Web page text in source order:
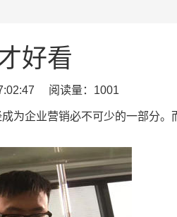
好看
阅读量：1001
为企业营销必不可少的一部分。